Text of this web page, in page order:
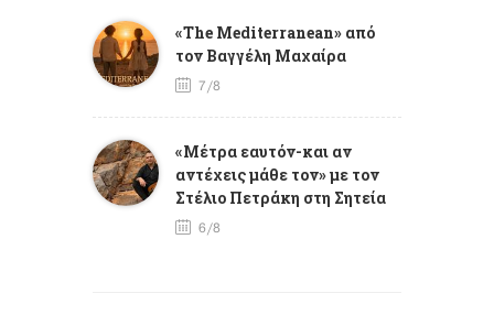
«The Mediterranean» από
τον Βαγγέλη Μαχαίρα
7/8
«Μέτρα εαυτόν-και αν
αντέχεις μάθε τον» με τον
Στέλιο Πετράκη στη Σητεία
6/8